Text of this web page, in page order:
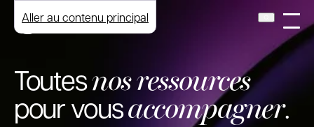
Aller au contenu principal
Toutesnos ressources
pour vousaccompagner.